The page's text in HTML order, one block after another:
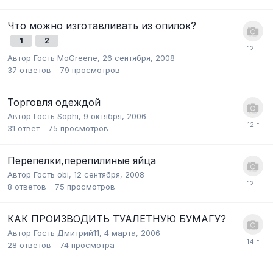
Что можно изготавливать из опилок?
1 2
Автор Гость MoGreene, 26 сентября, 2008
37 ответов 79 просмотров
Торговля одеждой
Автор Гость Sophi, 9 октября, 2006
31 ответ 75 просмотров
Перепелки,перепилиные яйца
Автор Гость obi, 12 сентября, 2008
8 ответов 75 просмотров
КАК ПРОИЗВОДИТЬ ТУАЛЕТНУЮ БУМАГУ?
Автор Гость Дмитрий11, 4 марта, 2006
28 ответов 74 просмотра